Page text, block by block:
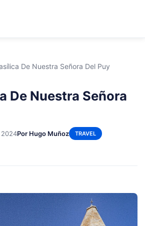
De Nuestra Señora Del Puy
De Nuestra Señora
Por Hugo Muñoz TRAVEL